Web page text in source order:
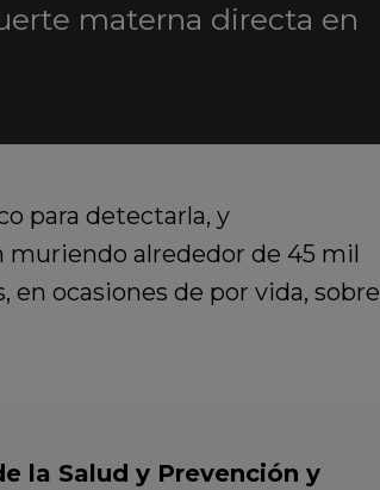
materna directa en
para detectarla, y
muriendo alrededor de 45 mil
ocasiones de por vida, sobre
la Salud y Prevención y